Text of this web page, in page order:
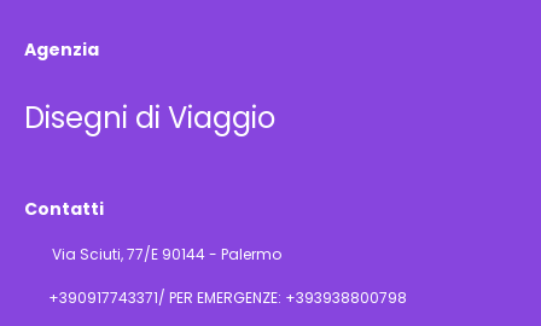
Agenzia
Disegni di Viaggio
Contatti
Via Sciuti, 77/E 90144 - Palermo
+390917743371/ PER EMERGENZE: +393938800798